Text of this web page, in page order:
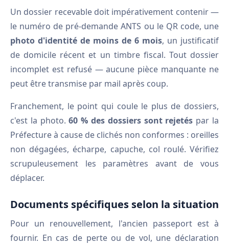
Un dossier recevable doit impérativement contenir —
le numéro de pré-demande ANTS ou le QR code, une
photo d'identité de moins de 6 mois, un justificatif
de domicile récent et un timbre fiscal. Tout dossier
incomplet est refusé — aucune pièce manquante ne
peut être transmise par mail après coup.
Franchement, le point qui coule le plus de dossiers,
c'est la photo.60 % des dossiers sont rejetés par la
Préfecture à cause de clichés non conformes : oreilles
non dégagées, écharpe, capuche, col roulé. Vérifiez
scrupuleusement les paramètres avant de vous
déplacer.
Documents spécifiques selon la situation
Pour un renouvellement, l'ancien passeport est à
fournir. En cas de perte ou de vol, une déclaration